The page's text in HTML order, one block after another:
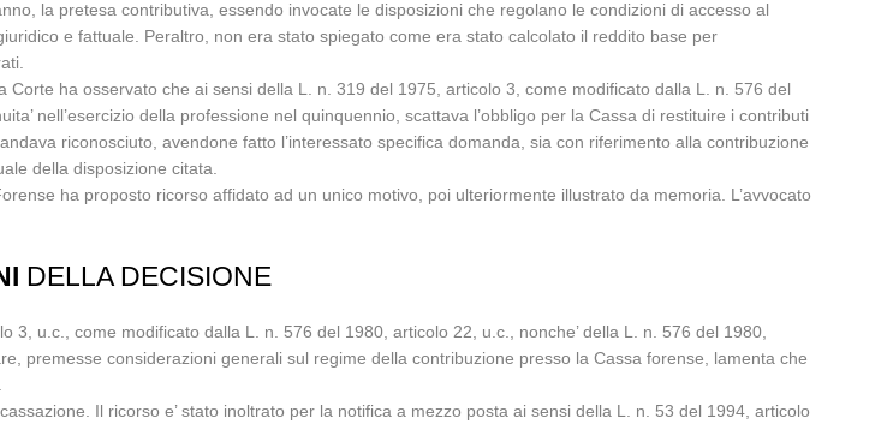
la pretesa contributiva, essendo invocate le disposizioni che regolano le condizioni di accesso al
e fattuale. Peraltro, non era stato spiegato come era stato calcolato il reddito base per
ha osservato che ai sensi della L. n. 319 del 1975, articolo 3, come modificato dalla L. n. 576 del
nell’esercizio della professione nel quinquennio, scattava l’obbligo per la Cassa di restituire i contributi
riconosciuto, avendone fatto l’interessato specifica domanda, sia con riferimento alla contribuzione
della disposizione citata.
ha proposto ricorso affidato ad un unico motivo, poi ulteriormente illustrato da memoria. L’avvocato
DELLA DECISIONE
u.c., come modificato dalla L. n. 576 del 1980, articolo 22, u.c., nonche’ della L. n. 576 del 1980,
premesse considerazioni generali sul regime della contribuzione presso la Cassa forense, lamenta che
Il ricorso e’ stato inoltrato per la notifica a mezzo posta ai sensi della L. n. 53 del 1994, articolo